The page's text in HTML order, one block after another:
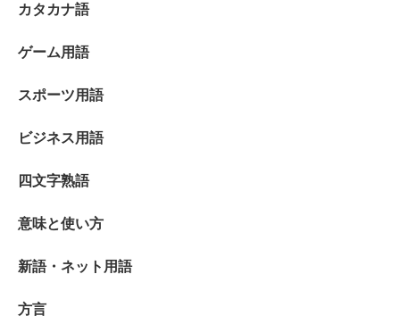
カタカナ語
ゲーム用語
スポーツ用語
ビジネス用語
四文字熟語
意味と使い方
新語・ネット用語
方言